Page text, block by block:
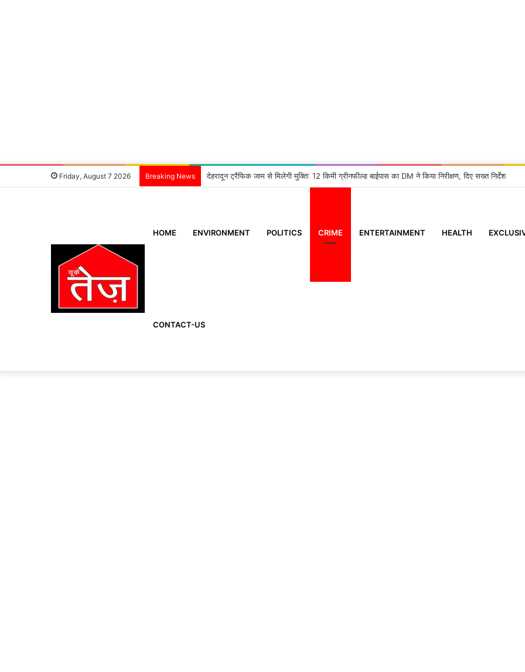
Friday, August 7 2026 Breaking News 6 घंटे में खुलासा: 2 आई-फोन झपटने वाला स्नैचर गिरफ्तार
HOME ENVIRONMENT POLITICS CRIME ENTERTAINMENT HEALTH
CONTACT-US